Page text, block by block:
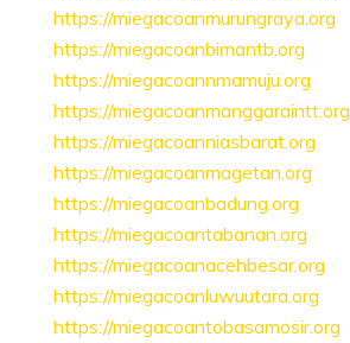
https://miegacoanmurungraya.org
https://miegacoanbimantb.org
https://miegacoannmamuju.org
https://miegacoanmanggaraintt.org
https://miegacoanniasbarat.org
https://miegacoanmagetan.org
https://miegacoanbadung.org
https://miegacoantabanan.org
https://miegacoanacehbesar.org
https://miegacoanluwuutara.org
https://miegacoantobasamosir.org